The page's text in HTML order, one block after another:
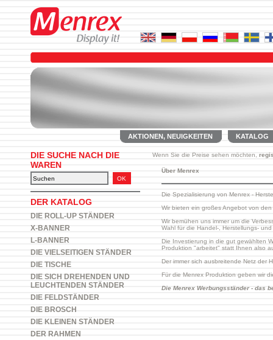
AKTIONEN, NEUIGKEITEN KATALOG
DIE SUCHE NACH DIE
WAREN
DER KATALOG
DIE ROLL-UP STÄNDER
X-BANNER
L-BANNER
DIE VIELSEITIGEN STÄNDER
DIE TISCHE
DIE SICH DREHENDEN UND
LEUCHTENDEN STÄNDER
DIE FELDSTÄNDER
DIE BROSCH
DIE KLEINEN STÄNDER
DER RAHMEN
Wenn Sie die Preise sehen möchten,
Über Menrex
Die Spezialisierung von Menrex -
Wir bieten ein großes Angebot von
Wir bemühen uns immer um die
Wahl für die Handel-, Herstellungs-
Die Investierung in die gut gewählten
Produktion "arbeitet" statt Ihnen also
Der immer sich ausbreitende Netz
Für die Menrex Produktion geben wir
Die Menrex Werbungsständer - das